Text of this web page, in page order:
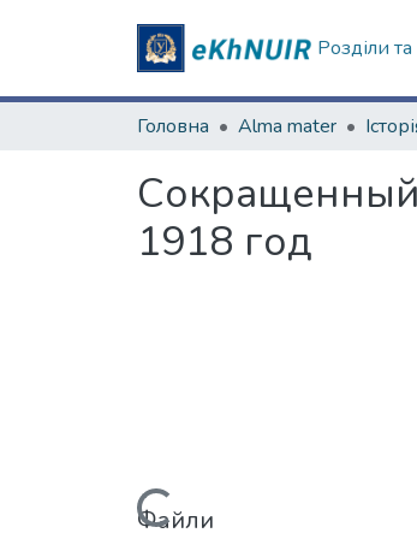
Розділи та
Головна Alma mater
Сокращенный
1918 год
Файли